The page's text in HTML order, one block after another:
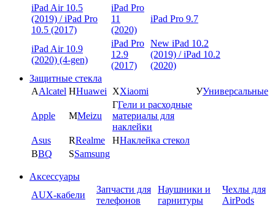
iPad Air 10.5
(2019) / iPad Pro
10.5 (2017)
iPad Pro
11
(2020)
iPad Pro 9.7
iPad Air 10.9
(2020) (4-gen)
iPad Pro
12.9
(2017)
New iPad 10.2
(2019) / iPad 10.2
(2020)
Защитные стекла
AAlcatel HHuawei XXiaomi УУниверсальные
Apple MMeizu
ГГели и расходные
материалы для
наклейки
Asus
RRealme ННаклейка стекол
BBQ SSamsung
Аксессуары
AUX-кабели
Запчасти для
телефонов
Наушники и
гарнитуры
Чехлы для
AirPods